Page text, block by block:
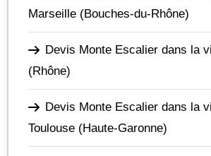
Marseille (Bouches-du-Rhône)
Devis Monte Escalier dans la
(Rhône)
Devis Monte Escalier dans la
Toulouse (Haute-Garonne)